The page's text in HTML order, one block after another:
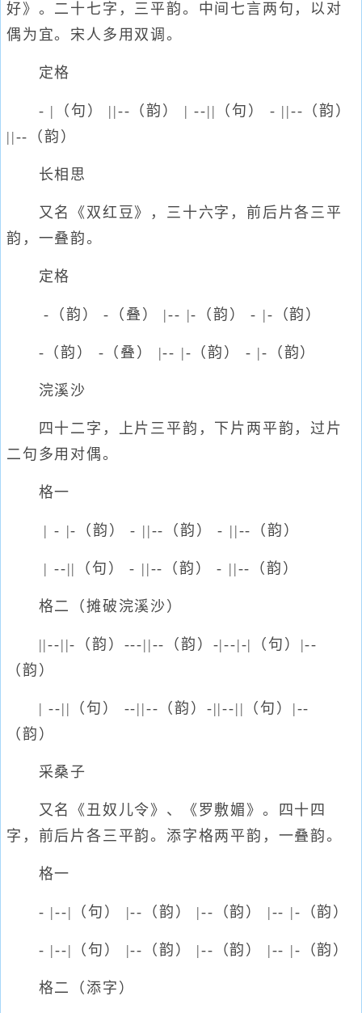
好》。二十七字，三平韵。中间七言两句，以对
偶为宜。宋人多用双调。
定格
- |（句） ||--（韵） | --||（句） - ||--（韵）
||--（韵）
长相思
又名《双红豆》，三十六字，前后片各三平
韵，一叠韵。
定格
-（韵） -（叠） |-- |-（韵） - |-（韵）
-（韵） -（叠） |-- |-（韵） - |-（韵）
浣溪沙
四十二字，上片三平韵，下片两平韵，过片
二句多用对偶。
格一
| - |-（韵） - ||--（韵） - ||--（韵）
| --||（句） - ||--（韵） - ||--（韵）
格二（摊破浣溪沙）
||--||-（韵）---||--（韵）-|--|-|（句）|--
（韵）
| --||（句） --||--（韵）-||--||（句）|--
（韵）
采桑子
又名《丑奴儿令》、《罗敷媚》。四十四
字，前后片各三平韵。添字格两平韵，一叠韵。
格一
- |--|（句） |--（韵） |--（韵） |-- |-（韵）
- |--|（句） |--（韵） |--（韵） |-- |-（韵）
格二（添字）